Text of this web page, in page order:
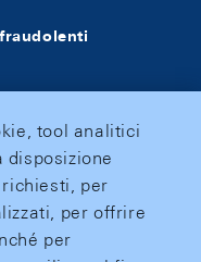
tool analitici
disposizione
per
per offrire
per